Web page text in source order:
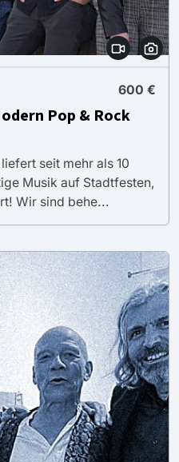
600 €
Pop & Rock
seit mehr als 10
Musik auf Stadtfesten,
Wir sind behe...